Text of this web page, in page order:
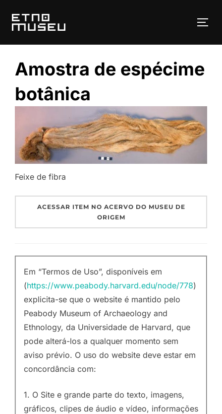
para
Amostra de espécime
botânica
Feixe de fibra
ACESSAR ITEM NO ACERVO DO MUSEU DE
ORIGEM
Em “Termos de Uso”, disponíveis em
(https://www.peabody.harvard.edu/node/778)
explicita-se que o website é mantido pelo
Peabody Museum of Archaeology and
Ethnology, da Universidade de Harvard, que
pode alterá-los a qualquer momento sem
aviso prévio. O uso do website deve estar em
concordância com:
1. O Site e grande parte do texto, imagens,
gráficos, clipes de áudio e vídeo, informações